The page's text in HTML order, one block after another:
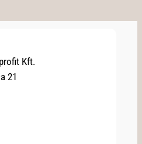
Kft.
21